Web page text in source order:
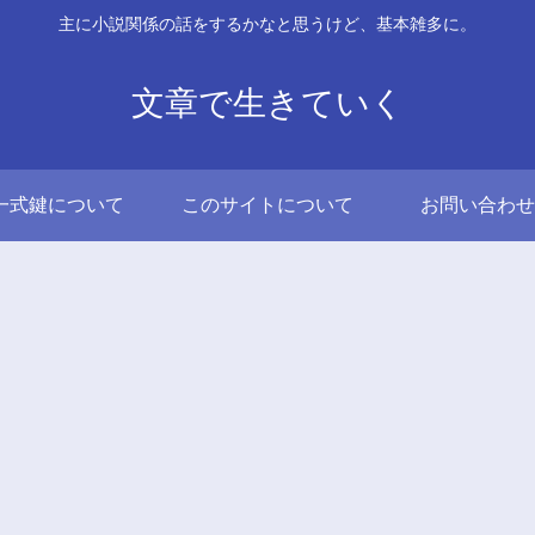
主に小説関係の話をするかなと思うけど、基本雑多に。
文章で生きていく
式鍵について このサイトについて お問い合わせ